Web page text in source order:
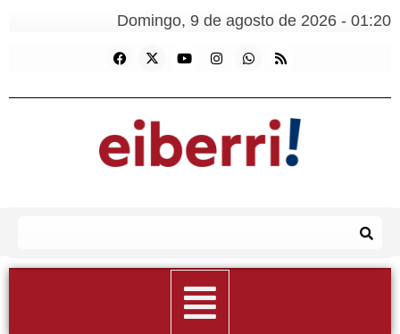
Domingo, 9 de agosto de 2026 - 01:20